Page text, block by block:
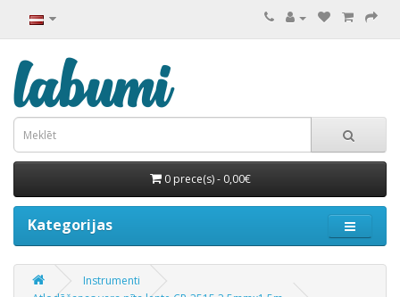
0 prece(s) - 0,00€
Kategorijas
Instrumenti